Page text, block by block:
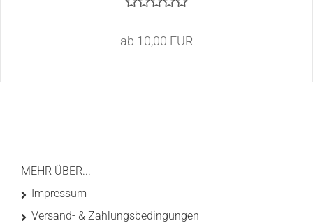
ab 10,00 EUR
MEHR ÜBER...
Impressum
Versand- & Zahlungsbedingungen